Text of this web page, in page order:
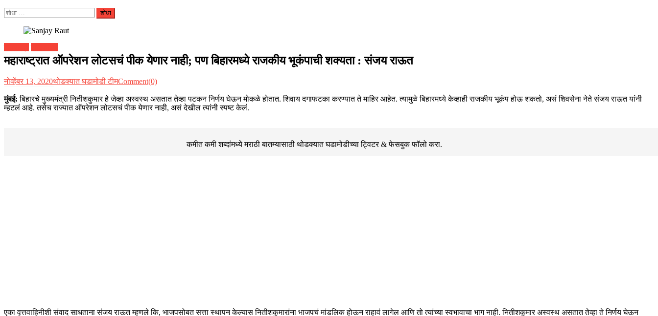
यांचा
शोध
महाराष्ट्रात ऑपरेशन लोटसचं पीक येणार नाही; पण बिहारमध्ये राजकीय भूकंपाची शक्यता : संजय राऊत
नोव्हेंबर 13, 2020थोडक्यात घडामोडी टीमComment(0)
मुंबई: बिहारचे मुख्यमंत्री नितीशकुमार हे जेव्हा अस्वस्थ असतात तेव्हा पटकन निर्णय घेऊन मोकळे होतात. शिवाय दगाफटका करण्यात ते माहिर आहेत. त्यामुळे बिहारमध्ये केव्हाही राजकीय भूकंप होऊ शकतो, असं शिवसेना नेते संजय राऊत यांनी
म्हटलं आहे. तसेच राज्यात ऑपरेशन लोटसचं पीक येणार नाही, असं देखील त्यांनी स्पष्ट केलं.
कमीत कमी शब्दांमध्ये मराठी बातम्यासाठी थोडक्यात घडामोडीच्याट्विटर & फेसबुकफॉलो करा.
एका वृत्तवाहिनीशी संवाद साधताना संजय राऊत म्हणले कि, भाजपसोबत सत्ता स्थापन केल्यास नितीशकुमारांना भाजपचं मांडलिक होऊन राहावं लागेल आणि तो त्यांच्या स्वभावाचा भाग नाही. नितीशकुमार अस्वस्थ असतात तेव्हा ते निर्णय घेऊन